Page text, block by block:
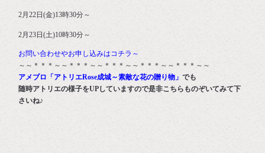
2月22日(金)13時30分～
2月23日(土)10時30分～
お問い合わせやお申し込みはコチラ～
～～＊＊＊～～＊＊＊～～＊＊＊～～＊＊＊～～＊＊＊～～
アメブロ「アトリエRose成城～素敵な花の贈り物」でも
随時アトリエの様子をUPしていますので是非こちらものぞいてみて下
さいね♪